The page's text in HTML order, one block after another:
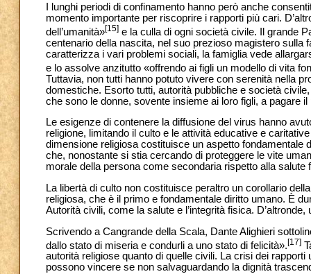
I lunghi periodi di confinamento hanno però anche
momento importante per riscoprire i rapporti più cari.
dell’umanità»[15] e la culla di ogni società civile. Il grande
centenario della nascita, nel suo prezioso magistero sulla
caratterizza i vari problemi sociali, la famiglia vede
e lo assolve anzitutto «offrendo ai figli un modello di vita
Tuttavia, non tutti hanno potuto vivere con serenità nella
domestiche. Esorto tutti, autorità pubbliche e società
che sono le donne, sovente insieme ai loro figli, a pagare
Le esigenze di contenere la diffusione del virus hanno
religione, limitando il culto e le attività educative e
dimensione religiosa costituisce un aspetto fondamentale
che, nonostante si stia cercando di proteggere le vite
morale della persona come secondaria rispetto alla salute
La libertà di culto non costituisce peraltro un corollario
religiosa, che è il primo e fondamentale diritto umano. È
Autorità civili, come la salute e l’integrità fisica.
Scrivendo a Cangrande della Scala, Dante Alighieri
dallo stato di miseria e condurli a uno stato di felicità».[17]
autorità religiose quanto di quelle civili. La crisi dei
possono vincere se non salvaguardando la dignità